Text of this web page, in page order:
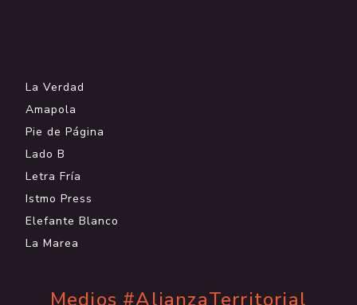
La Verdad
Amapola
Pie de Página
Lado B
Letra Fría
Istmo Press
Elefante Blanco
La Marea
Medios #AlianzaTerritorial